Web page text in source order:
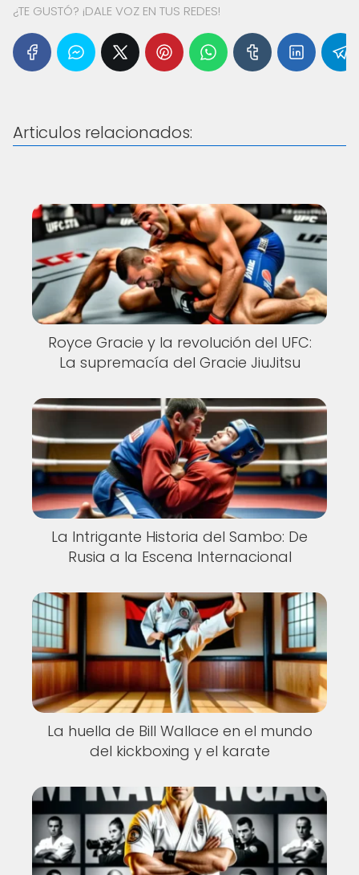
¿TE GUSTÓ? ¡DALE VOZ EN TUS REDES!
Articulos relacionados:
Royce Gracie y la revolución del UFC:
La supremacía del Gracie JiuJitsu
La Intrigante Historia del Sambo: De
Rusia a la Escena Internacional
La huella de Bill Wallace en el mundo
del kickboxing y el karate